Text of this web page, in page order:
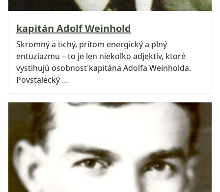
kapitán Adolf Weinhold
Skromný a tichý, pritom energický a plný
entuziazmu – to je len niekoľko adjektív, ktoré
vystihujú osobnosť kapitána Adolfa Weinholda.
Povstalecký …